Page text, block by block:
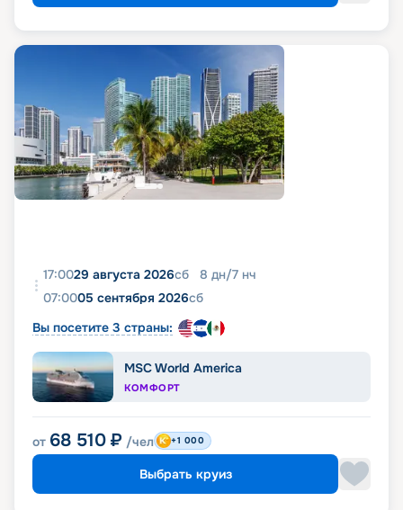
17:0029 августа 2026сб 8 дн/7 нч
07:0005 сентября 2026сб
Вы посетите 3 страны:
MSC World America
КОМФОРТ
от 68 510 ₽ /чел +1 000
Выбрать круиз